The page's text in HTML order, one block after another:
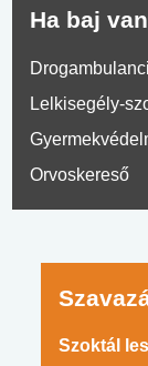
Ha baj
Lelkisegély-
Orvoskereső
Szoktál